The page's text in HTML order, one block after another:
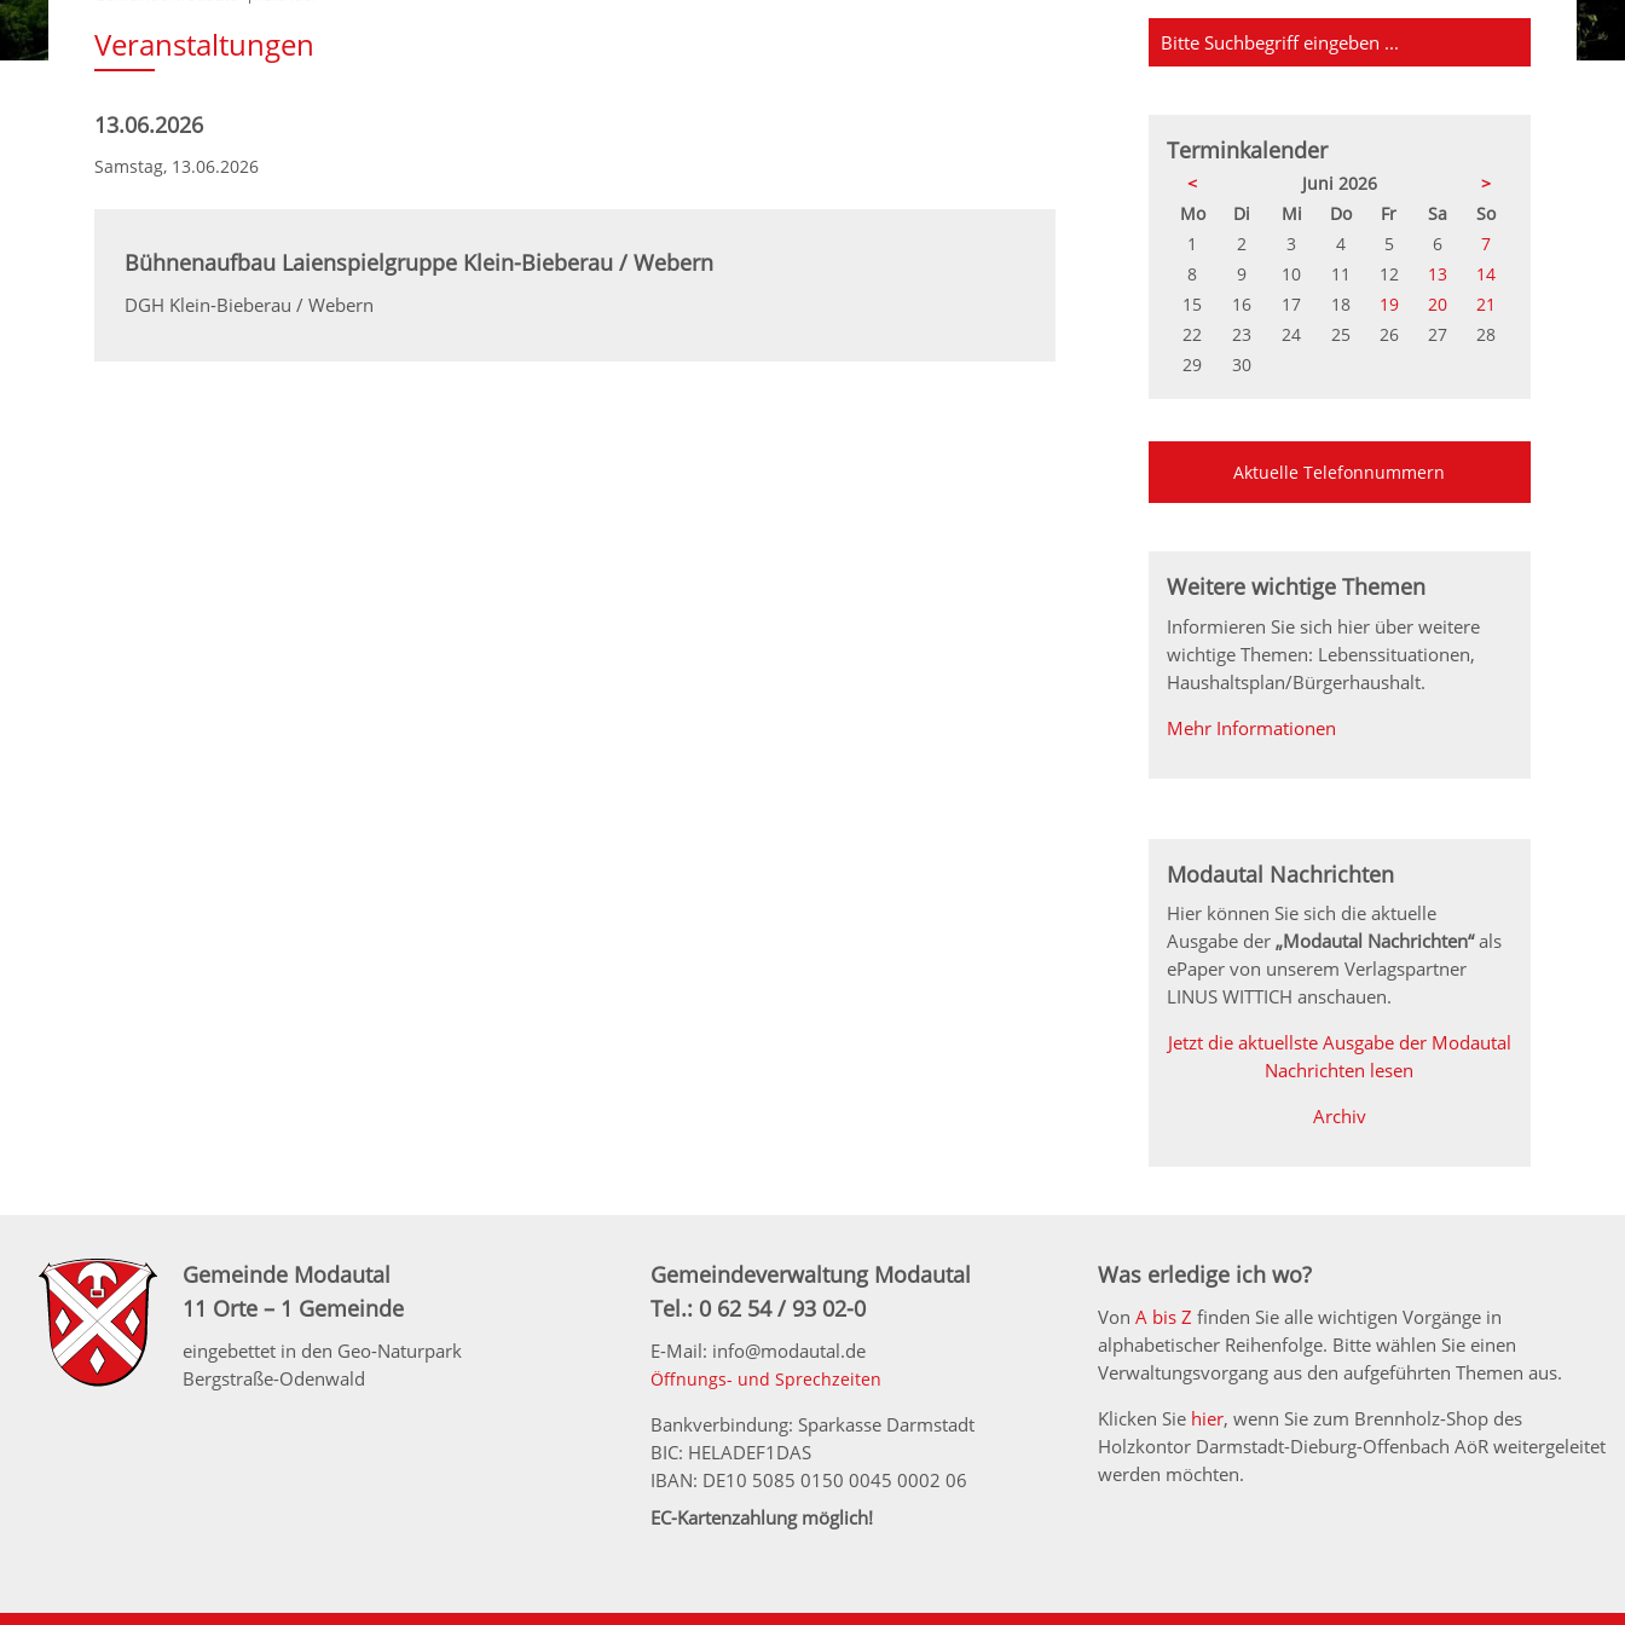
Veranstaltungen
13.06.2026
Samstag, 13.06.2026
Bühnenaufbau Laienspielgruppe Klein-Bieberau / Webern
DGH Klein-Bieberau / Webern
Terminkalender
< Juni 2026
>
MontagDi enstag
Mittwoch
Donnerstag
FreitagSamstag
Sonntag
1
2 3 4 5 6
7
8
9 10 11 12 13
14
15
16 17 18 19 20
21
22
23 24 25 26 27
28
29
30
Aktuelle Telefonnummern
Weitere wichtige Themen
Informieren Sie sich hier über weitere
wichtige Themen: Lebenssituationen,
Haushaltsplan/Bürgerhaushalt.
Mehr Informationen
Modautal Nachrichten
Hier können Sie sich die aktuelle
Ausgabe der „Modautal Nachrichten“als
ePaper von unserem Verlagspartner
LINUS WITTICH anschauen.
Jetzt die aktuellste Ausgabe der Modautal
Nachrichten lesen
Archiv
Gemeinde Modautal
11 Orte – 1 Gemeinde
eingebettet in den Geo-Naturpark
Bergstraße-Odenwald
Gemeindeverwaltung Modautal
Tel.: 0 62 54 / 93 02-0
E-Mail: info@modautal.de
Öffnungs- und Sprechzeiten
Bankverbindung: Sparkasse Darmstadt
BIC: HELADEF1DAS
IBAN: DE10 5085 0150 0045 0002 06
EC-Kartenzahlung möglich!
Was erledige ich wo?
Von A bis Z finden Sie alle wichtigen Vorgänge in
alphabetischer Reihenfolge. Bitte wählen Sie einen
Verwaltungsvorgang aus den aufgeführten Themen aus.
Klicken Sie hier, wenn Sie zum Brennholz-Shop des
Holzkontor Darmstadt-Dieburg-Offenbach AöR weitergeleitet
werden möchten.